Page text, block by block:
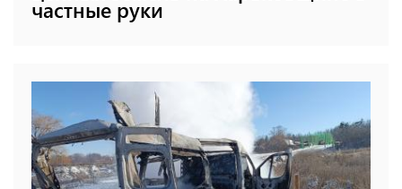
частные руки